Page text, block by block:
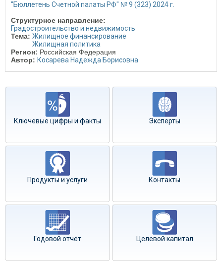
"Бюллетень Счетной палаты РФ" № 9 (323) 2024 г.
Структурное направление:
Градостроительство и недвижимость
Тема: Жилищное финансирование
Жилищная политика
Регион: Российская Федерация
Автор: Косарева Надежда Борисовна
Ключевые цифры и факты Эксперты
Продукты и услуги Контакты
Годовой отчёт Целевой капитал